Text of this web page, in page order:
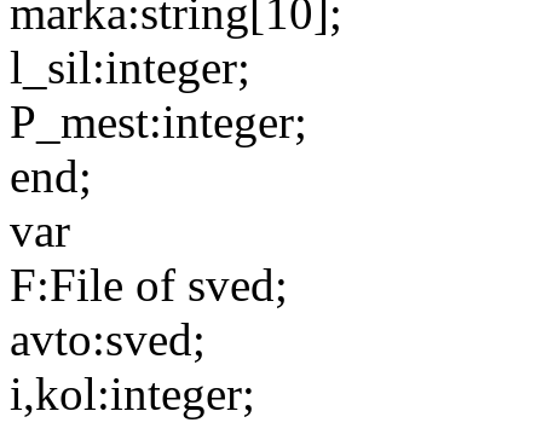
marka:string[10];
l_sil:integer;
P_mest:integer;
end;
var
F:File of sved;
avto:sved;
i,kol:integer;